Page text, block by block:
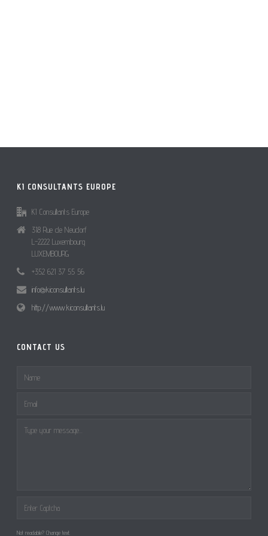
KI CONSULTANTS EUROPE
KI Consultants Europe
318 Rue de Neudorf
L-2222 Luxembourg
LUXEMBOURG
+352 621 37 55 56
info@kiconsultants.lu
http://www.kiconsultants.lu
CONTACT US
Not readable? Change text.